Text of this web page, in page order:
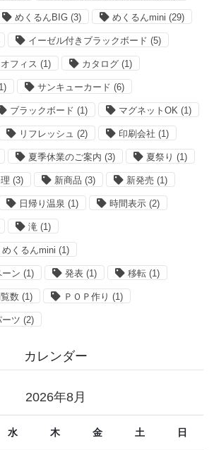
めくるんBIG (3) めくるんmini (29)
イーゼル付きブラックボード (5)
オフィス (1) カタログ (1)
サンキューカード (6)
ブラックボード (1) マグネットOK (1)
リフレッシュ (2) 印刷会社 (1)
夏季休業のご案内 (3) 夏祭り (1)
(3) 新商品 (3) 新発売 (1)
日帰り温泉 (1) 時間表示 (2)
滝 (1)
くるんmini (1)
ン (1) 発表 (1) 移転 (1)
数 (1) ＰＯＰ作り (1)
ーツ (2)
カレンダー
2026年8月
水 木 金 土 日